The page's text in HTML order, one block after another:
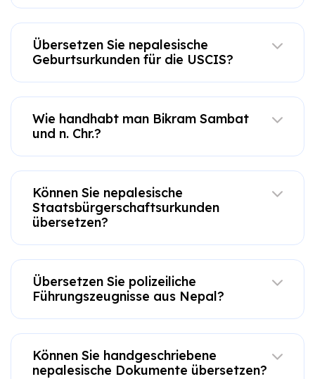
Übersetzen Sie nepalesische
Geburtsurkunden für die USCIS?
Wie handhabt man Bikram Sambat
und n. Chr.?
Können Sie nepalesische
Staatsbürgerschaftsurkunden
übersetzen?
Übersetzen Sie polizeiliche
Führungszeugnisse aus Nepal?
Können Sie handgeschriebene
nepalesische Dokumente übersetzen?